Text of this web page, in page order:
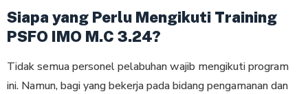
Siapa yang Perlu Mengikuti Training
PSFO IMO M.C 3.24?
Tidak semua personel pelabuhan wajib mengikuti program
ini. Namun, bagi yang bekerja pada bidang pengamanan dan